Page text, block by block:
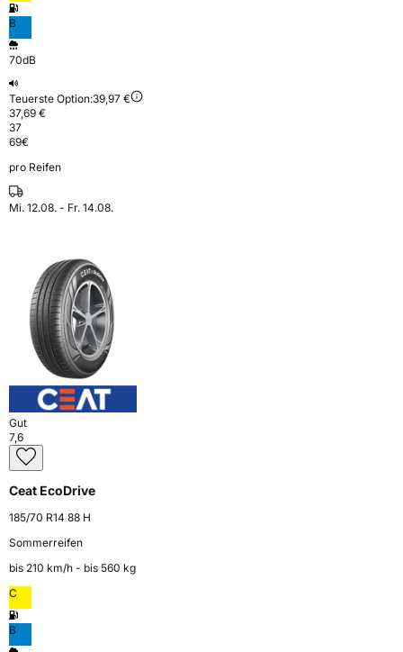
B
70dB
Teuerste Option:39,97 €
37,69 €
37
69€
pro Reifen
Mi. 12.08. - Fr. 14.08.
Gut
7,6
Ceat EcoDrive
185/70 R14 88 H
Sommerreifen
bis 210 km⁠/⁠h - bis 560 kg
C
B